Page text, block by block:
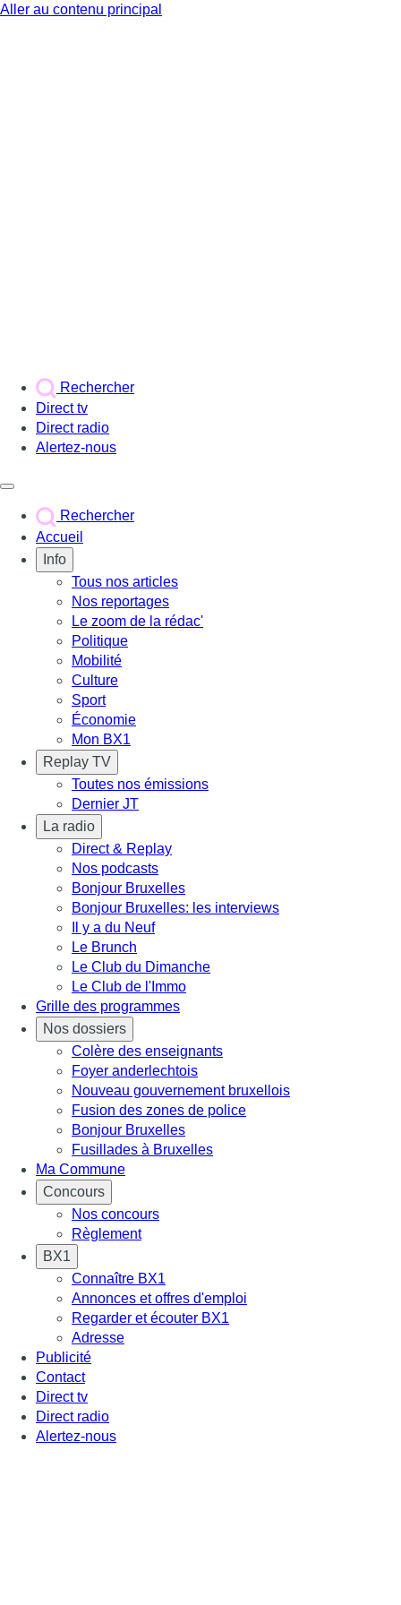
Aller au contenu principal
Rechercher
Direct tv
Direct radio
Alertez-nous
Rechercher
Accueil
Info
Tous nos articles
Nos reportages
Le zoom de la rédac'
Politique
Mobilité
Culture
Sport
Économie
Mon BX1
Replay TV
Toutes nos émissions
Dernier JT
La radio
Direct & Replay
Nos podcasts
Bonjour Bruxelles
Bonjour Bruxelles: les interviews
Il y a du Neuf
Le Brunch
Le Club du Dimanche
Le Club de l'Immo
Grille des programmes
Nos dossiers
Colère des enseignants
Foyer anderlechtois
Nouveau gouvernement bruxellois
Fusion des zones de police
Bonjour Bruxelles
Fusillades à Bruxelles
Ma Commune
Concours
Nos concours
Règlement
BX1
Connaître BX1
Annonces et offres d'emploi
Regarder et écouter BX1
Adresse
Publicité
Contact
Direct tv
Direct radio
Alertez-nous